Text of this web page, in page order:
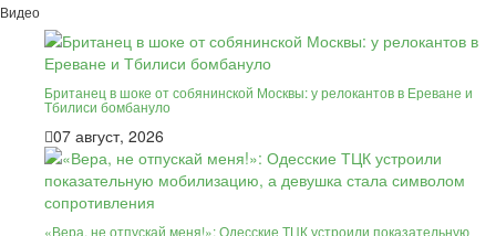
Видео
Британец в шоке от собянинской Москвы: у релокантов в Ереване и
Тбилиси бомбануло
07 август, 2026
«Вера, не отпускай меня!»: Одесские ТЦК устроили показательную